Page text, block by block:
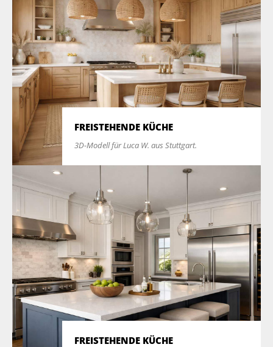
FREISTEHENDE KÜCHE
3D-Modell für Luca W. aus Stuttgart.
FREISTEHENDE KÜCHE